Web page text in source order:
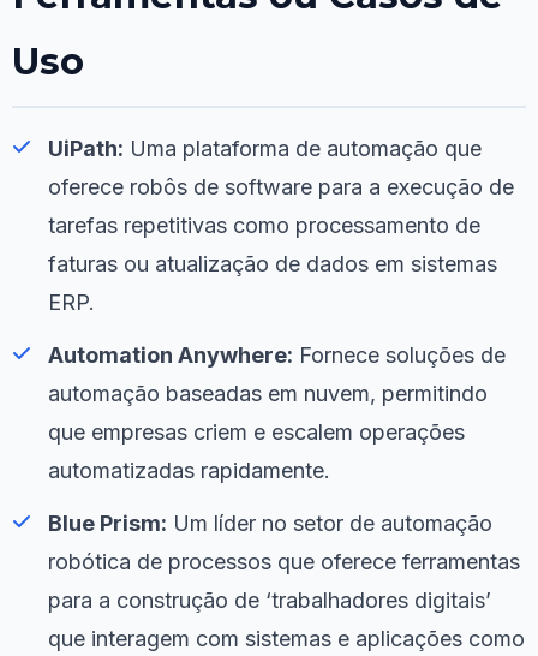
Uso
UiPath: Uma plataforma de automação que
oferece robôs de software para a execução de
tarefas repetitivas como processamento de
faturas ou atualização de dados em sistemas
ERP.
Automation Anywhere: Fornece soluções de
automação baseadas em nuvem, permitindo
que empresas criem e escalem operações
automatizadas rapidamente.
Blue Prism: Um líder no setor de automação
robótica de processos que oferece ferramentas
para a construção de ‘trabalhadores digitais’
que interagem com sistemas e aplicações como